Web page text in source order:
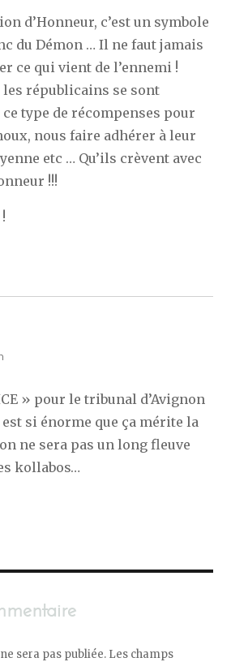
d’Honneur, c’est un symbole
du Démon … Il ne faut jamais
ce qui vient de l’ennemi !
les républicains se sont
type de récompenses pour
nous faire adhérer à leur
etc … Qu’ils crèvent avec
!!!
» pour le tribunal d’Avignon
si énorme que ça mérite la
ne sera pas un long fleuve
kollabos…
sera pas publiée. Les champs